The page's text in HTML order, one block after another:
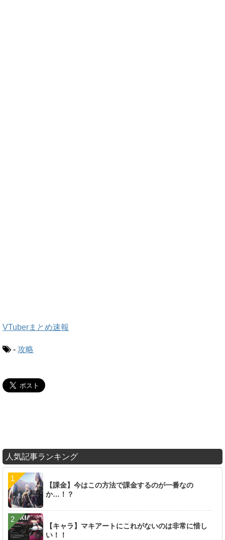
VTuberまとめ速報
- 攻略
人気記事ランキング
【課金】今はこの方法で課金するのが一番なの
か…！？
【キャラ】マキアートにこれがないのは非常に惜し
い！！